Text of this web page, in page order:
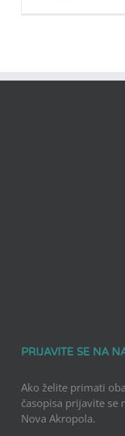
PRIJAVITE SE NA
Ako želite primati
časopisa prijavite se
Nova Akropola.